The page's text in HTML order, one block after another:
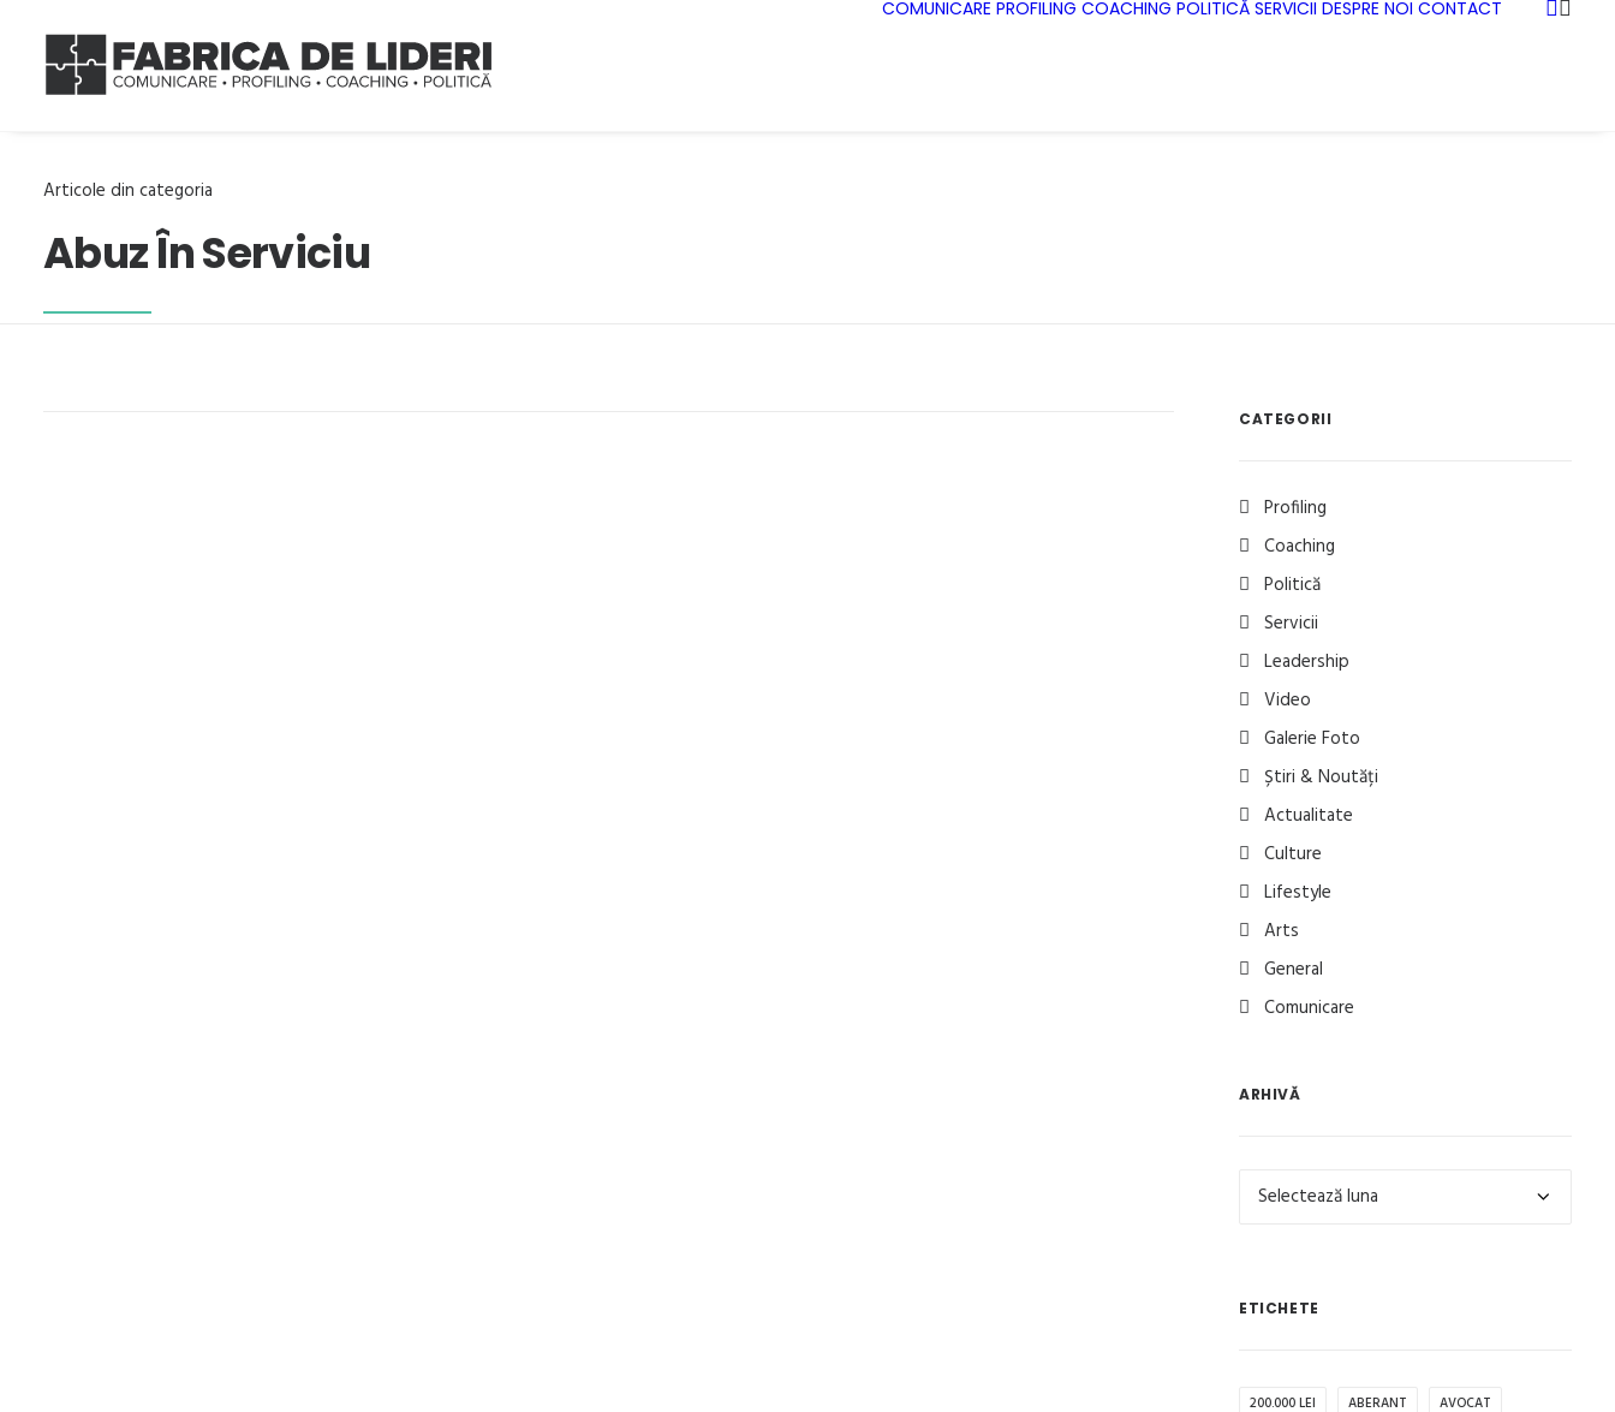
COMUNICARE PROFILING COACHING POLITICĂ SERVICII DESPRE NOI CONTACT
Articole din categoria
Abuz În Serviciu
CATEGORII
Profiling
Coaching
Politică
Servicii
Leadership
Video
Galerie Foto
Știri & Noutăți
Actualitate
Culture
Lifestyle
Arts
General
Comunicare
ARHIVĂ
Arhivă
ETICHETE
200.000 LEI ABERANT AVOCAT